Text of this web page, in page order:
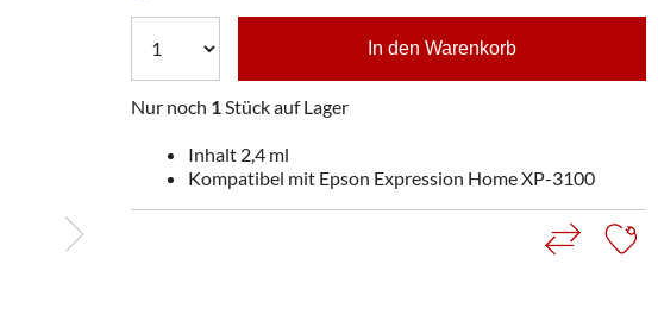
In den Warenkorb
Nur noch 1 Stück auf Lager
Inhalt 2,4 ml
Kompatibel mit Epson Expression Home XP-3100